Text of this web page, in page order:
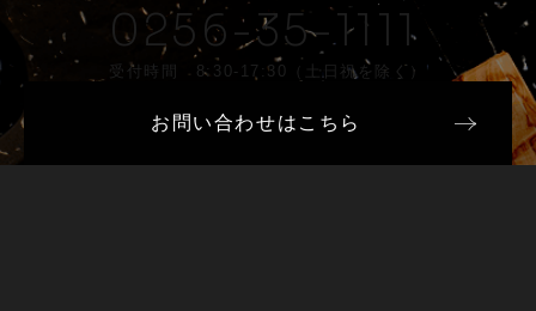
0256-35-1111
受付時間 8:30-17:30（土日祝を除く）
お問い合わせはこちら